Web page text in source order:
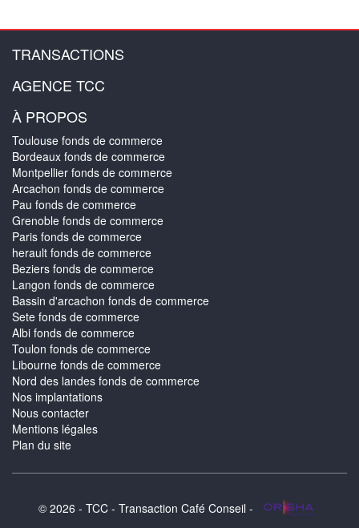
TRANSACTIONS
AGENCE TCC
À PROPOS
Toulouse fonds de commerce
Bordeaux fonds de commerce
Montpellier fonds de commerce
Arcachon fonds de commerce
Pau fonds de commerce
Grenoble fonds de commerce
Paris fonds de commerce
herault fonds de commerce
Beziers fonds de commerce
Langon fonds de commerce
Bassin d'arcachon fonds de commerce
Sete fonds de commerce
Albi fonds de commerce
Toulon fonds de commerce
Libourne fonds de commerce
Nord des landes fonds de commerce
Nos implantations
Nous contacter
Mentions légales
Plan du site
© 2026 - TCC - Transaction Café Conseil -